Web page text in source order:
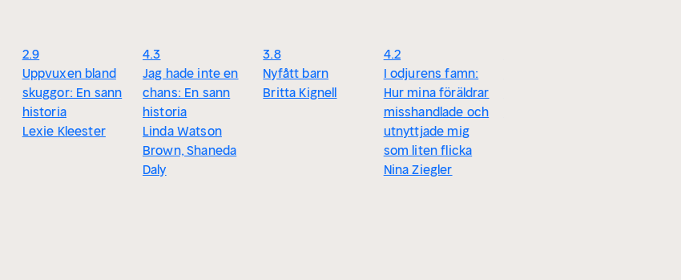
2.9
Uppvuxen bland
skuggor: En sann
historia
Lexie Kleester
4.3
Jag hade inte en
chans: En sann
historia
Linda Watson
Brown, Shaneda
Daly
3.8
Nyfått barn
Britta Kignell
4.2
I odjurens famn:
Hur mina föräldrar
misshandlade och
utnyttjade mig
som liten flicka
Nina Ziegler